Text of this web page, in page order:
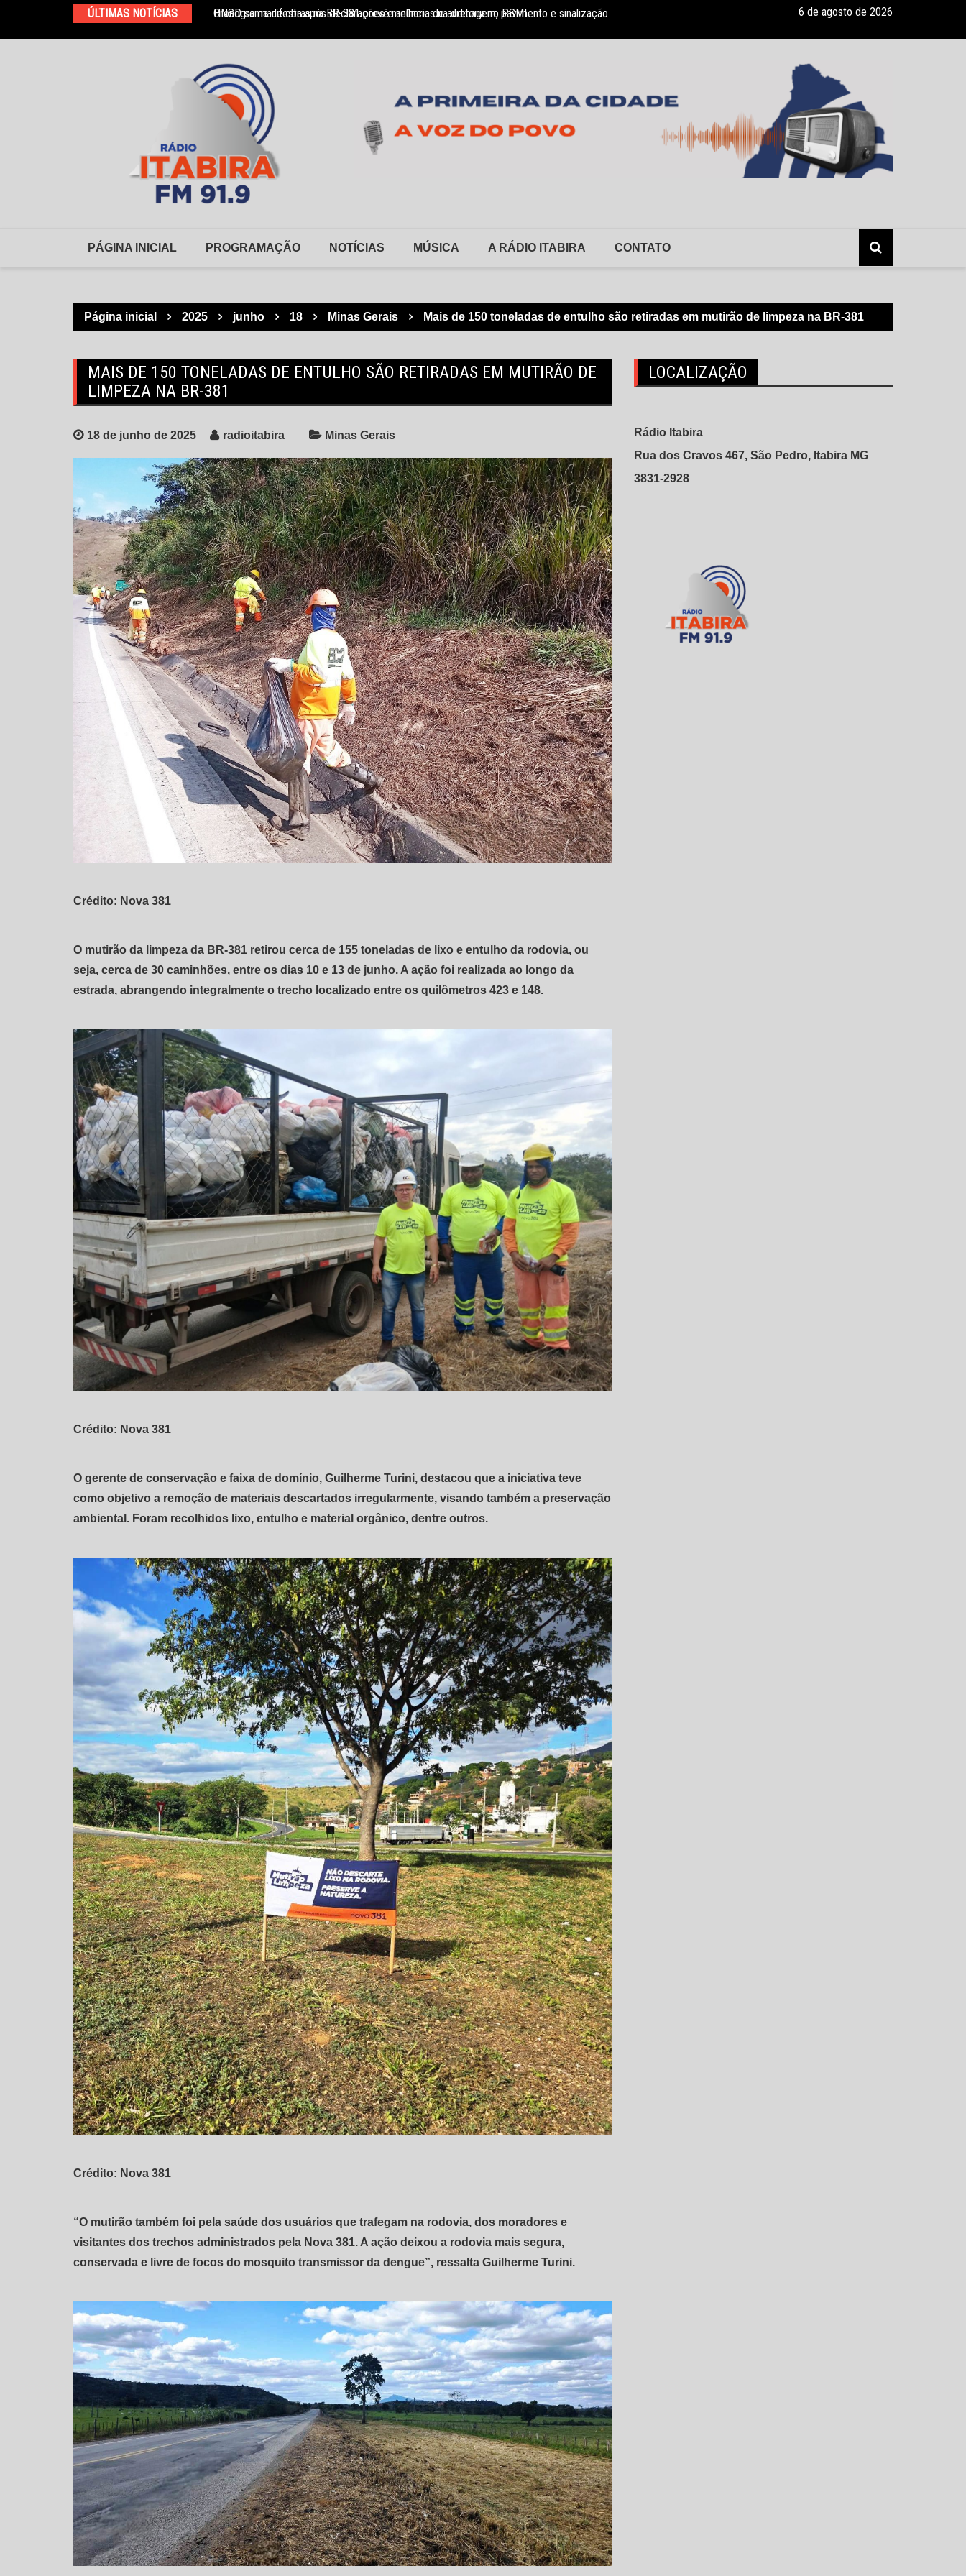
o
ÚLTIMAS NOTÍCIAS Cronograma de obras na BR-381 prevê melhorias na drenagem, pavimento e sinalização
HNSD se manifesta após declarações e anúncio de auditoria no PSMI FSFX alerta: hepatite sem sintomas, e os risco da infecção sem o
6 de agosto de 2026
PÁGINA INICIAL PROGRAMAÇÃO NOTÍCIAS MÚSICA A RÁDIO ITABIRA CONTATO
Página inicial 2025 junho 18 Minas Gerais Mais de 150 toneladas de entulho são retiradas em mutirão de limpeza na BR-381
MAIS DE 150 TONELADAS DE ENTULHO SÃO RETIRADAS EM MUTIRÃO DE
LIMPEZA NA BR-381
18 de junho de 2025 radioitabira Minas Gerais
Crédito: Nova 381
O mutirão da limpeza da BR-381 retirou cerca de 155 toneladas de lixo e entulho da rodovia, ou
seja, cerca de 30 caminhões, entre os dias 10 e 13 de junho. A ação foi realizada ao longo da
estrada, abrangendo integralmente o trecho localizado entre os quilômetros 423 e 148.
Crédito: Nova 381
O gerente de conservação e faixa de domínio, Guilherme Turini, destacou que a iniciativa teve
como objetivo a remoção de materiais descartados irregularmente, visando também a preservação
ambiental. Foram recolhidos lixo, entulho e material orgânico, dentre outros.
Crédito: Nova 381
“O mutirão também foi pela saúde dos usuários que trafegam na rodovia, dos moradores e
visitantes dos trechos administrados pela Nova 381. A ação deixou a rodovia mais segura,
conservada e livre de focos do mosquito transmissor da dengue”, ressalta Guilherme Turini.
LOCALIZAÇÃO
Rádio Itabira
Rua dos Cravos 467, São Pedro, Itabira MG
3831-2928